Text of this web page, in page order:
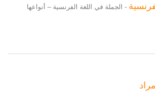
- الجملة في اللغة الفرنسية – أنواعها